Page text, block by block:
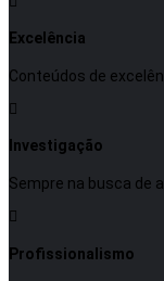
Excelência
Conteúdos de
Investigação
Sempre na busca de
Profissionalismo